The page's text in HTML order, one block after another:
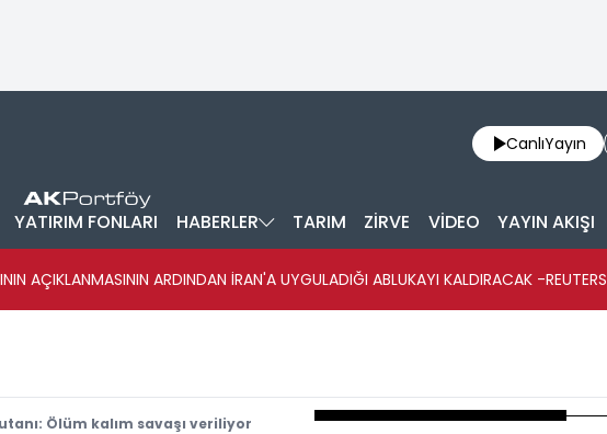
CanlıYayın
YATIRIM FONLARI HABERLER TARIM ZİRVE VİDEO YAYIN AKIŞI
AÇIKLANMASININ ARDINDAN İRAN'A UYGULADIĞI ABLUKAYI KALDIRACAK -REUTERS
Ölüm kalım savaşı veriliyor